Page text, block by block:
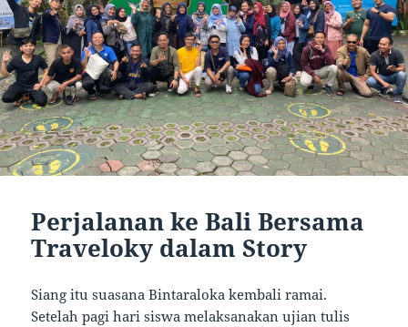
Perjalanan ke Bali Bersama
Traveloky dalam Story
Siang itu suasana Bintaraloka kembali ramai.
Setelah pagi hari siswa melaksanakan ujian tulis